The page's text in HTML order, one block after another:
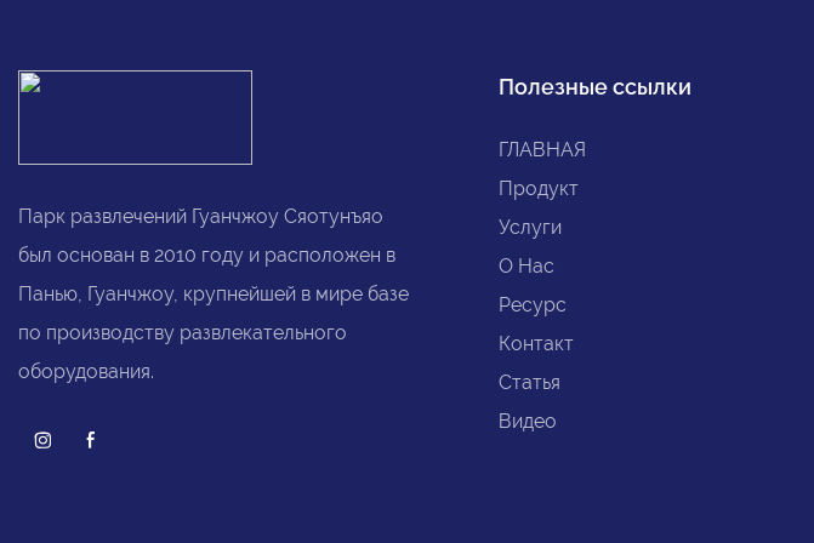
Парк развлечений Гуанчжоу Сяотунъяо
был основан в 2010 году и расположен в
Панью, Гуанчжоу, крупнейшей в мире базе
по производству развлекательного
оборудования.
Полезные ссылки
ГЛАВНАЯ
Продукт
Услуги
О Нас
Ресурс
Контакт
Статья
Видео